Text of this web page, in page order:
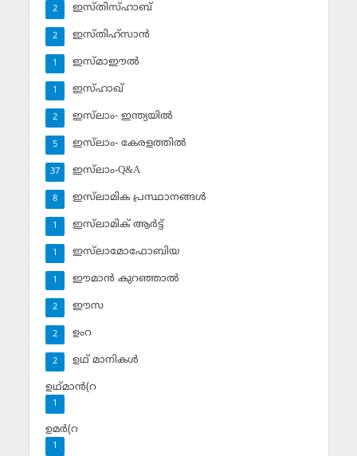
ഇസ്തിസ്ഹാബ്
2
ഇസ്തിഹ്‌സാന്‍
2
ഇസ്മാഈല്‍
1
ഇസ്ഹാഖ്‌
1
ഇസ്‌ലാം- ഇന്ത്യയില്‍
2
ഇസ്‌ലാം- കേരളത്തില്‍
5
ഇസ്‌ലാം-Q&A
37
ഇസ്‌ലാമിക പ്രസ്ഥാനങ്ങള്‍
8
ഇസ്‌ലാമിക് ആര്‍ട്ട്
1
ഇസ്‌ലാമോഫോബിയ
1
ഈമാന്‍ കുറഞ്ഞാല്‍
1
ഈസ
2
ഉംറ
2
ഉഥ് മാനികള്‍
2
ഉഥ്മാന്‍(റ
1
ഉമര്‍(റ
1